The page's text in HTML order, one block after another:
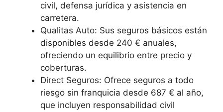
civil, defensa jurídica y asistencia en
carretera.
Qualitas Auto: Sus seguros básicos están
disponibles desde 240 € anuales,
ofreciendo un equilibrio entre precio y
coberturas.
Direct Seguros: Ofrece seguros a todo
riesgo sin franquicia desde 687 € al año,
que incluyen responsabilidad civil